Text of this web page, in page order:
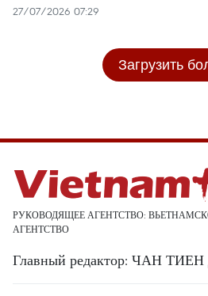
27/07/2026 07:29
Загрузить
РУКОВОДЯЩЕЕ АГЕНТСТВО:
АГЕНТСТВО
Главный редактор: ЧАН